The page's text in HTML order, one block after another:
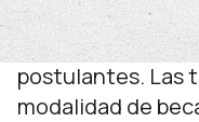
Para el proceso
cuenta la
postulantes. Las
modalidad de